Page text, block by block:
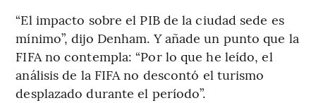
“El impacto sobre el PIB de la ciudad sede es
mínimo”, dijo Denham. Y añade un punto que la
FIFA no contempla: “Por lo que he leído, el
análisis de la FIFA no descontó el turismo
desplazado durante el período”.